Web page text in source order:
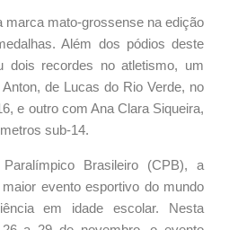
marca mato-grossense na edição
Além dos pódios deste
dois recordes no atletismo, um
de Lucas do Rio Verde, no
e outro com Ana Clara Siqueira,
sub-14.
Brasileiro (CPB), a
evento esportivo do mundo
em idade escolar. Nesta